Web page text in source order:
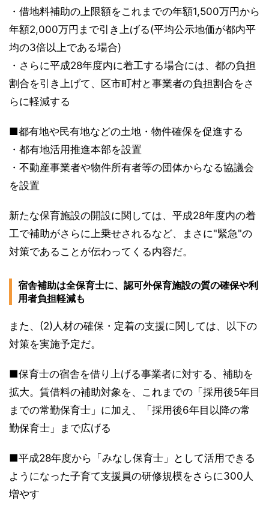
・借地料補助の上限額をこれまでの年額1,500万円から
年額2,000万円まで引き上げる(平均公示地価が都内平
均の3倍以上である場合)
・さらに平成28年度内に着工する場合には、都の負担
割合を引き上げて、区市町村と事業者の負担割合をさ
らに軽減する
■都有地や民有地などの土地・物件確保を促進する
・都有地活用推進本部を設置
・不動産事業者や物件所有者等の団体からなる協議会
を設置
新たな保育施設の開設に関しては、平成28年度内の着
工で補助がさらに上乗せされるなど、まさに"緊急"の
対策であることが伝わってくる内容だ。
宿舎補助は全保育士に、認可外保育施設の質の確保や利
用者負担軽減も
また、(2)人材の確保・定着の支援に関しては、以下の
対策を実施予定だ。
■保育士の宿舎を借り上げる事業者に対する、補助を
拡大。賃借料の補助対象を、これまでの「採用後5年目
までの常勤保育士」に加え、「採用後6年目以降の常
勤保育士」まで広げる
■平成28年度から「みなし保育士」として活用できる
ようになった子育て支援員の研修規模をさらに300人
増やす